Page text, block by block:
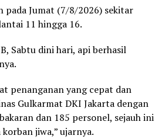
pada Jumat (7/8/2026) sekitar
11 hingga 16.
Sabtu dini hari, api berhasil
penanganan yang cepat dan
Gulkarmat DKI Jakarta dengan
dan 185 personel, sejauh ini
jiwa,” ujarnya.